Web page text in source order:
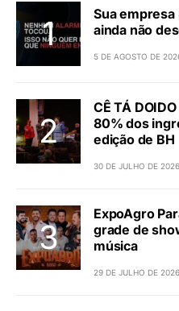
Sua
ainda não
5 DE AGOSTO DE
CÊ TÁ
80% dos
edição de BH
30 DE JULHO DE 2026
ExpoAgro
grade de
música
29 DE JULHO DE 2026